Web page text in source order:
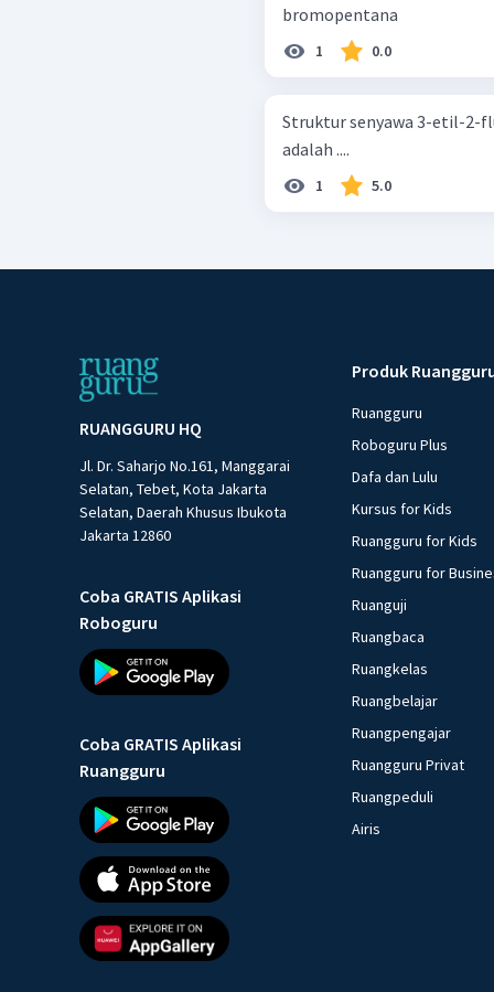
bromopentana
1 0.0
Struktur senyawa 3-etil-2-
adalah ....
1 5.0
RUANGGURU HQ
Jl. Dr. Saharjo No.161, Manggarai
Selatan, Tebet, Kota Jakarta
Selatan, Daerah Khusus Ibukota
Jakarta 12860
Coba GRATIS Aplikasi
Roboguru
Coba GRATIS Aplikasi
Ruangguru
Produk
Ruangguru
Roboguru Plus
Dafa dan Lulu
Kursus for Kids
Ruangguru for Kids
Ruangguru for
Ruanguji
Ruangbaca
Ruangkelas
Ruangbelajar
Ruangpengajar
Ruangguru Privat
Ruangpeduli
Airis